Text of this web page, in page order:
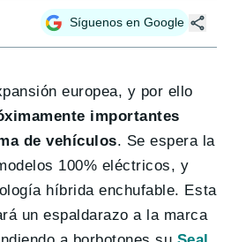
Síguenos en Google
europea, y por ello
importantes
de vehículos. Se espera la
100% eléctricos, y
híbrida enchufable. Esta
un espaldarazo a la marca